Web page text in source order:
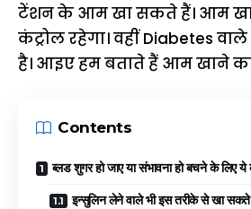
टेंशन के आम खा सकते हैं। आम
कंट्रोल रहेगा। वहीं Diabetes
है। आइए हम बताते हैं आम खाने का
Contents
ब्लड शुगर हो जाए या संभावना हो बचने के लिए
इन्सुलिन लेने वाले भी इस तरीके से खा